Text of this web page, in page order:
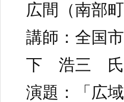
広間（南部
講師：全国
下 浩三 氏
演題：「広